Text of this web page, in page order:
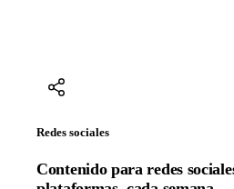
Redes sociales
Contenido para redes